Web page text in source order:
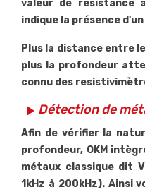
valeur de résistance
indique la présence
Plus la distance entre
plus la profondeur
connu des
play_arrowDétection de
Afin de vérifier la
profondeur, OKM
métaux classique dit
1kHz à 200kHz). Ainsi